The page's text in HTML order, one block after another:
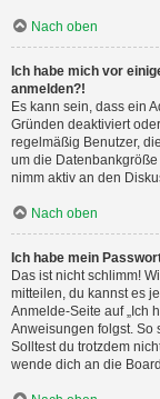
Nach oben
Ich habe mich vor
anmelden?!
Es kann sein, dass ein
Gründen deaktiviert
regelmäßig Benutzer,
um die
nimm aktiv an den
Nach oben
Ich habe mein
Das ist nicht schlimm!
mitteilen, du kannst es
Anmelde-Seite auf „Ich
Anweisungen folgst. So
Solltest du trotzdem
wende dich an die